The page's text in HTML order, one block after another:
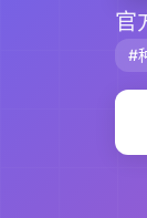
官
#